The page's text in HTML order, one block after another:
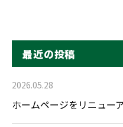
最近の投稿
2026.05.28
ホームページをリニュー